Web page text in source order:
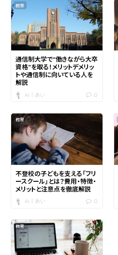
教育
通信制大学で“働きながら大卒
資格”を取る！メリットデメリッ
トや通信制に向いている人を
解説
Ai｜あい 0
教育
不登校の子どもを支える「フリ
ースクール」とは？費用・特徴・
メリットと注意点を徹底解説
Ai｜あい 0
教育